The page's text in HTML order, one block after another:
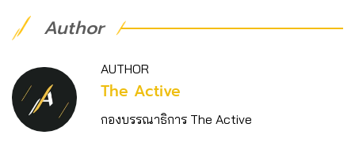
Author
AUTHOR
The Active
กองบรรณาธิการ The Active